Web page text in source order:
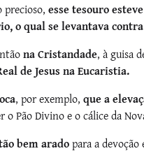
precioso, esse ­tesouro
o qual se levantava
na Cristandade, à guisa
de Jesus na Eucaristia.
, por exemplo, que a
o Pão Divino e o cálice da
bem aradopara a devoção